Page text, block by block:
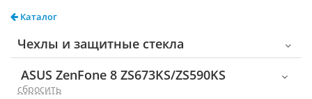
Каталог
Чехлы и защитные стекла
ASUS ZenFone 8 ZS673KS/ZS590KS
cбросить